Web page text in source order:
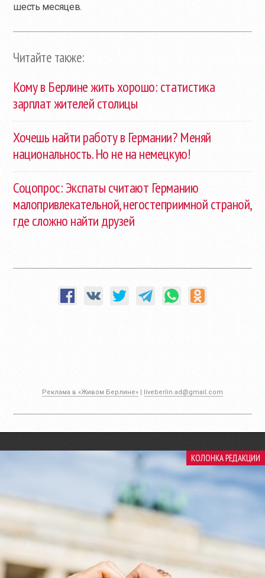
шесть месяцев.
Читайте также:
Кому в Берлине жить хорошо: статистика
зарплат жителей столицы
Хочешь найти работу в Германии? Меняй
национальность. Но не на немецкую!
Соцопрос: Экспаты считают Германию
малопривлекательной, негостеприимной страной,
где сложно найти друзей
Реклама в «Живом Берлине» | liveberlin.ad@gmail.com
КОЛОНКА РЕДАКЦИИ